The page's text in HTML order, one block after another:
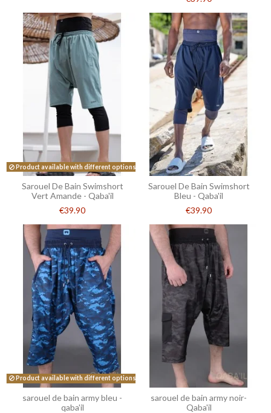
Product available with different options
Sarouel De Bain Swimshort
Vert Amande - Qaba'il
€39.90
Sarouel De Bain Swimshort
Bleu - Qaba'il
€39.90
Product available with different options
sarouel de bain army bleu -
qaba'il
sarouel de bain army noir-
Qaba'il